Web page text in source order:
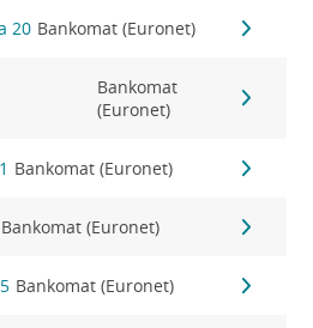
20 Bankomat (Euronet)
Bankomat
(Euronet)
Bankomat (Euronet)
Bankomat (Euronet)
Bankomat (Euronet)